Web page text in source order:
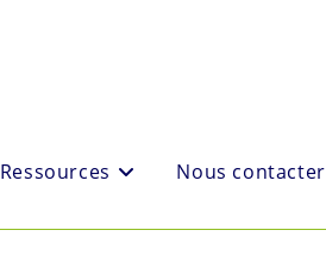
Ressources Nous contacter